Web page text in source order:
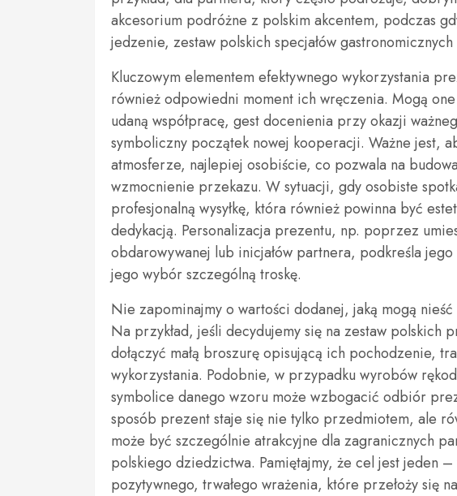
akcesorium podróżne z polskim akcentem, podczas
jedzenie, zestaw polskich specjałów
Kluczowym elementem efektywnego wykorzystania
również odpowiedni moment ich wręczenia. Mogą
udaną współpracę, gest docenienia przy okazji
symboliczny początek nowej kooperacji. Ważne jest,
atmosferze, najlepiej osobiście, co pozwala na
wzmocnienie przekazu. W sytuacji, gdy osobiste
profesjonalną wysyłkę, która również powinna być
dedykacją. Personalizacja prezentu, np. poprzez
obdarowywanej lub inicjałów partnera, podkreśla jego
jego wybór szczególną troskę.
Nie zapominajmy o wartości dodanej, jaką mogą
Na przykład, jeśli decydujemy się na zestaw polskich
dołączyć małą broszurę opisującą ich pochodzenie,
wykorzystania. Podobnie, w przypadku wyrobów
symbolice danego wzoru może wzbogacić odbiór
sposób prezent staje się nie tylko przedmiotem, ale
może być szczególnie atrakcyjne dla zagranicznych
polskiego dziedzictwa. Pamiętajmy, że cel jest jeden
pozytywnego, trwałego wrażenia, które przełoży się